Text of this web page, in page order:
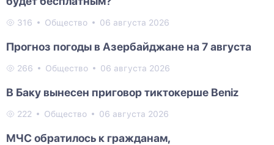
316 Общество 06 августа 2026
Прогноз погоды в Азербайджане на 7 августа
266 Общество 06 августа 2026
В Баку вынесен приговор тиктокерше Beniz
222 Общество 06 августа 2026
МЧС обратилось к гражданам,